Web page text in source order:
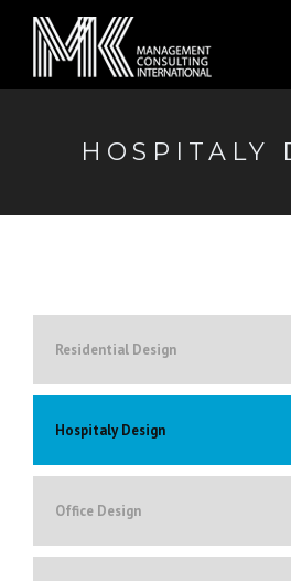
HOSPITALY
Residential Design
Hospitaly Design
Office Design